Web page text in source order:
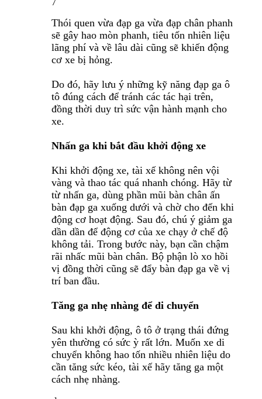
7
Thói quen vừa đạp ga vừa đạp chân phanh
sẽ gây hao mòn phanh, tiêu tốn nhiên liệu
lãng phí và về lâu dài cũng sẽ khiến động
cơ xe bị hỏng.
Do đó, hãy lưu ý những kỹ năng đạp ga ô
tô đúng cách để tránh các tác hại trên,
đồng thời duy trì sức vận hành mạnh cho
xe.
Nhấn ga khi bắt đầu khởi động xe
Khi khởi động xe, tài xế không nên vội
vàng và thao tác quá nhanh chóng. Hãy từ
từ nhấn ga, dùng phần mũi bàn chân ấn
bàn đạp ga xuống dưới và chờ cho đến khi
động cơ hoạt động. Sau đó, chú ý giảm ga
dần dần để động cơ của xe chạy ở chế độ
không tải. Trong bước này, bạn cần chậm
rãi nhấc mũi bàn chân. Bộ phận lò xo hồi
vị đồng thời cũng sẽ đẩy bàn đạp ga về vị
trí ban đầu.
Tăng ga nhẹ nhàng để di chuyển
Sau khi khởi động, ô tô ở trạng thái đứng
yên thường có sức ỳ rất lớn. Muốn xe di
chuyển không hao tốn nhiều nhiên liệu do
cần tăng sức kéo, tài xế hãy tăng ga một
cách nhẹ nhàng.